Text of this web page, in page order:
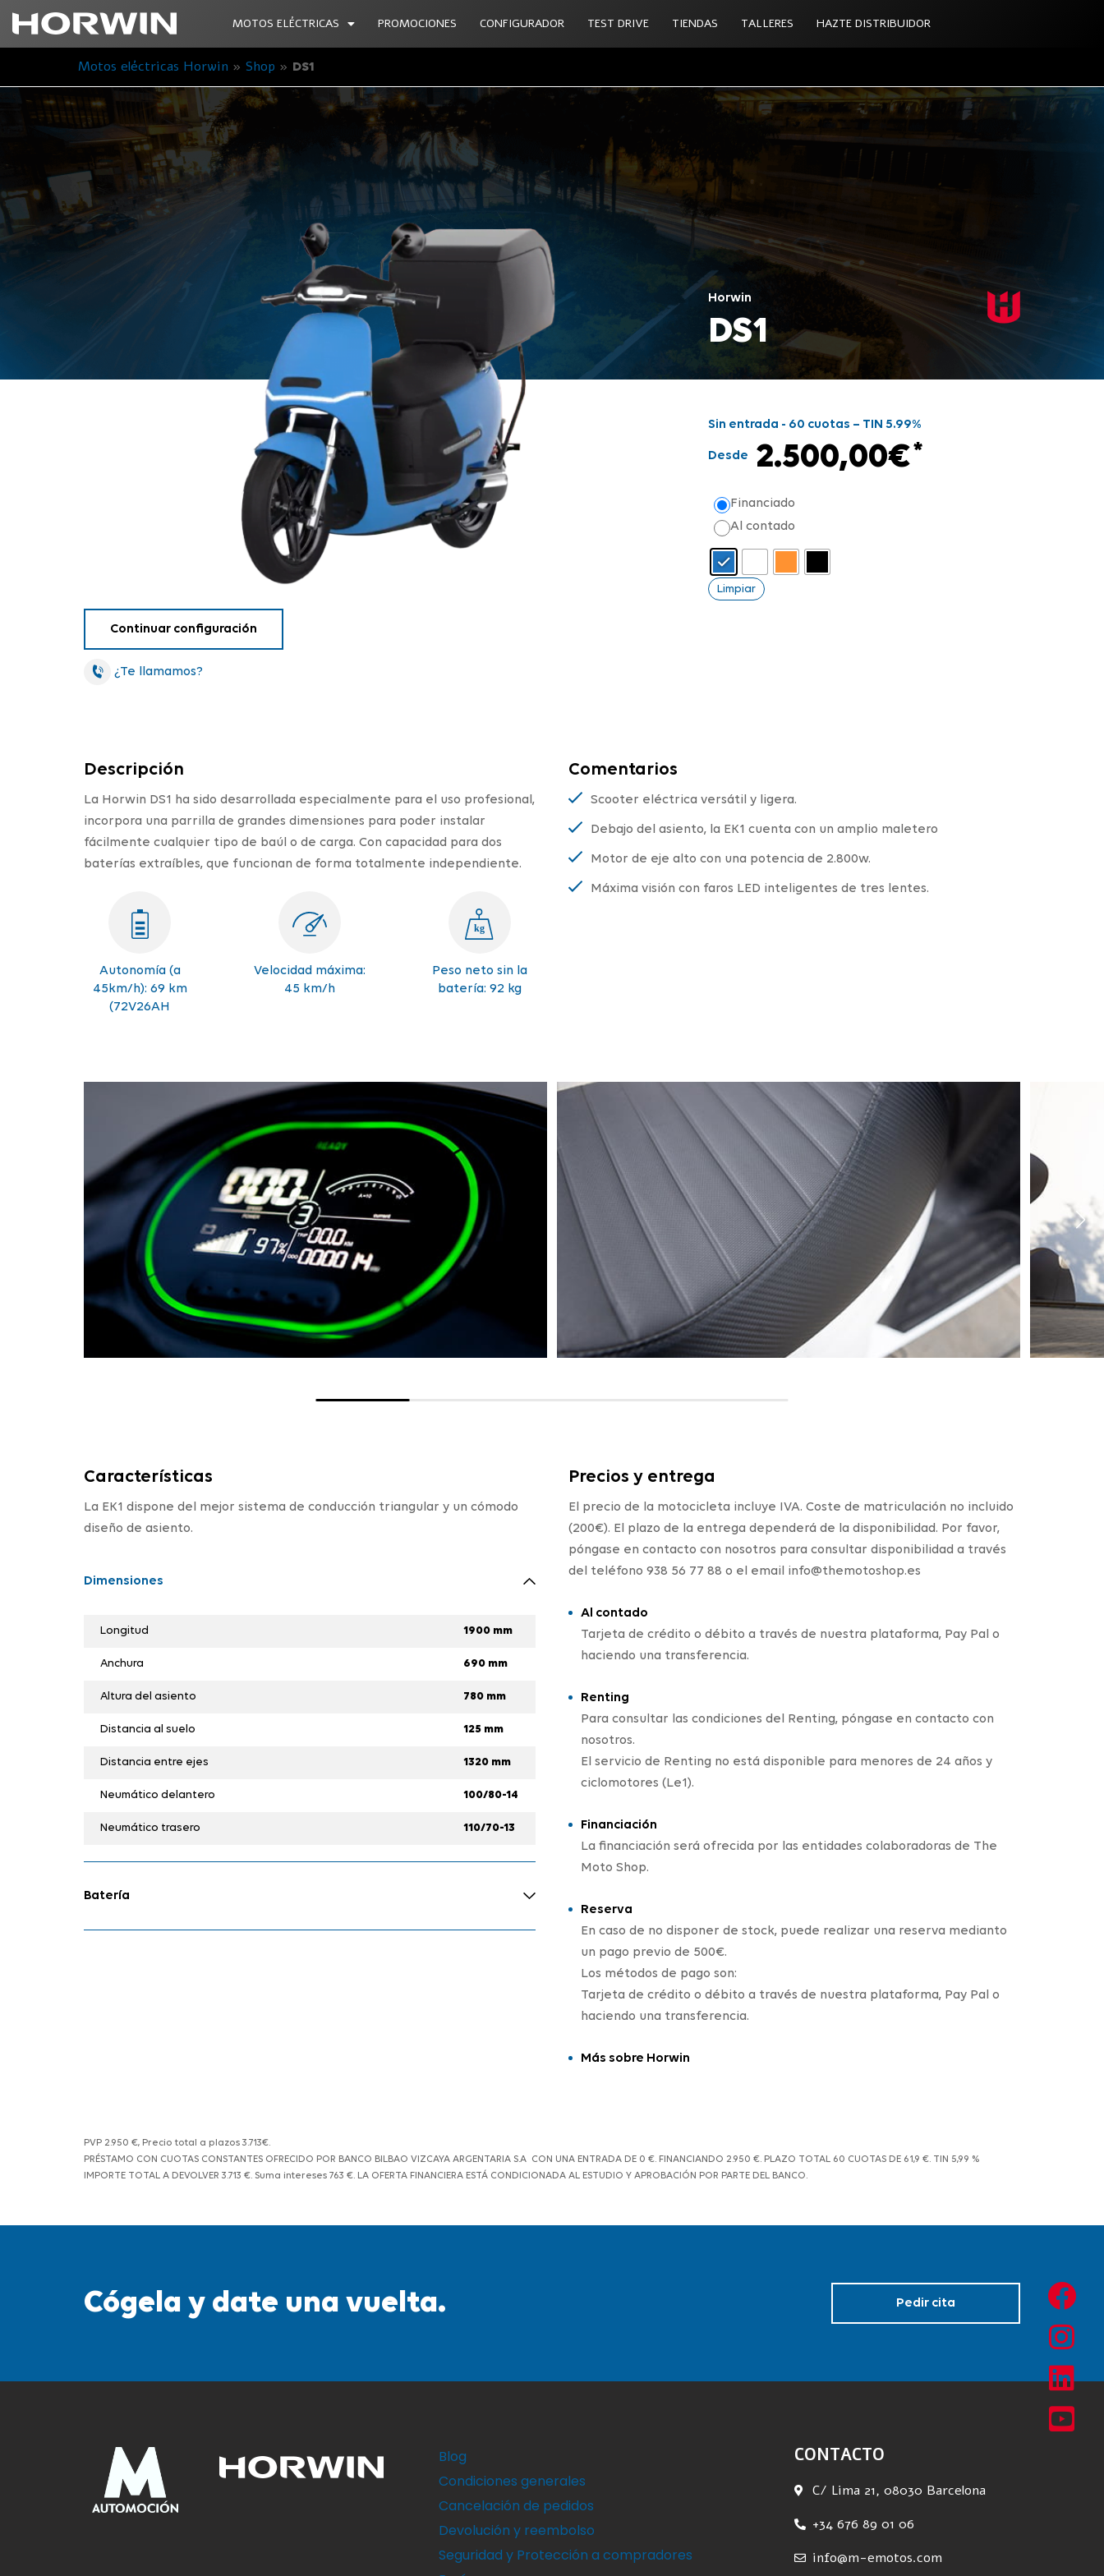
MOTOS ELÉCTRICAS PROMOCIONES CONFIGURADOR TEST DRIVE TIENDAS TALLERES HAZTE DISTRIBUIDOR
Motos eléctricas Horwin » Shop » DS1
Horwin
DS1
Sin entrada - 60 cuotas – TIN 5.99%
Desde 2.500,00€*
Financiado
Al contado
Limpiar
¿Te llamamos?
Descripción
La Horwin DS1 ha sido desarrollada especialmente para el uso profesional,
incorpora una parrilla de grandes dimensiones para poder instalar
fácilmente cualquier tipo de baúl o de carga. Con capacidad para dos
baterías extraíbles, que funcionan de forma totalmente independiente.
Autonomía (a
45km/h): 69 km
(72V26AH
Velocidad máxima:
45 km/h
Peso neto sin la
batería: 92 kg
Comentarios
Scooter eléctrica versátil y ligera.
Debajo del asiento, la EK1 cuenta con un amplio maletero
Motor de eje alto con una potencia de 2.800w.
Máxima visión con faros LED inteligentes de tres lentes.
Características
La EK1 dispone del mejor sistema de conducción triangular y un cómodo
diseño de asiento.
Dimensiones
Longitud 1900 mm
Anchura 690 mm
Altura del asiento 780 mm
Distancia al suelo 125 mm
Distancia entre ejes 1320 mm
Neumático delantero 100/80-14
Neumático trasero 110/70-13
Batería
Precios y entrega
El precio de la motocicleta incluye IVA. Coste de matriculación no incluido
(200€). El plazo de la entrega dependerá de la disponibilidad. Por favor,
póngase en contacto con nosotros para consultar disponibilidad a través
del teléfono 938 56 77 88 o el email info@themotoshop.es
Al contado
Tarjeta de crédito o débito a través de nuestra plataforma, Pay Pal o
haciendo una transferencia.
Renting
Para consultar las condiciones del Renting, póngase en contacto con
nosotros.
El servicio de Renting no está disponible para menores de 24 años y
ciclomotores (Le1).
Financiación
La financiación será ofrecida por las entidades colaboradoras de The
Moto Shop.
Reserva
En caso de no disponer de stock, puede realizar una reserva medianto
un pago previo de 500€.
Los métodos de pago son:
Tarjeta de crédito o débito a través de nuestra plataforma, Pay Pal o
haciendo una transferencia.
Más sobre Horwin
PVP 2.950 €, Precio total a plazos 3.713€.
PRÉSTAMO CON CUOTAS CONSTANTES OFRECIDO POR BANCO BILBAO VIZCAYA ARGENTARIA S.A CON UNA ENTRADA DE 0 €. FINANCIANDO 2.950 €. PLAZO TOTAL 60 CUOTAS DE 61,9 €. TIN 5,99 %
IMPORTE TOTAL A DEVOLVER 3.713 €. Suma intereses 763 €. LA OFERTA FINANCIERA ESTÁ CONDICIONADA AL ESTUDIO Y APROBACIÓN POR PARTE DEL BANCO.
Cógela y date una vuelta. Pedir cita
Blog
Condiciones generales
Cancelación de pedidos
Devolución y reembolso
Seguridad y Protección a compradores
CONTACTO
C/ Lima 21, 08030 Barcelona
+34 676 89 01 06
info@m-emotos.com